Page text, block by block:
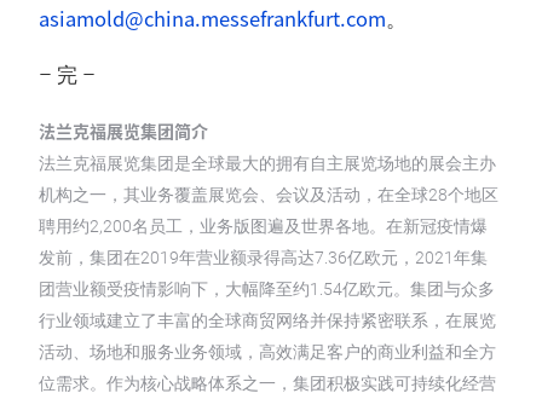
asiamold@china.messefrankfurt.com。
– 完 –
法兰克福展览集团简介
法兰克福展览集团是全球最大的拥有自主展览场地的展会主办
机构之一，其业务覆盖展览会、会议及活动，在全球28个地区
聘用约2,200名员工，业务版图遍及世界各地。在新冠疫情爆
发前，集团在2019年营业额录得高达7.36亿欧元，2021年集
团营业额受疫情影响下，大幅降至约1.54亿欧元。集团与众多
行业领域建立了丰富的全球商贸网络并保持紧密联系，在展览
活动、场地和服务业务领域，高效满足客户的商业利益和全方
位需求。作为核心战略体系之一，集团积极实践可持续化经营